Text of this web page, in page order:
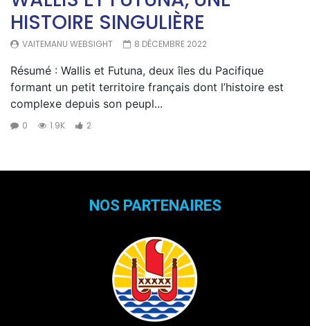
HISTOIRE SINGULIÈRE
VAITEMANU WEBSIGHT 8 DÉCEMBRE 2022
Résumé : Wallis et Futuna, deux îles du Pacifique
formant un petit territoire français dont l’histoire est
complexe depuis son peupl...
0 1.9K 2
NOS PARTENAIRES